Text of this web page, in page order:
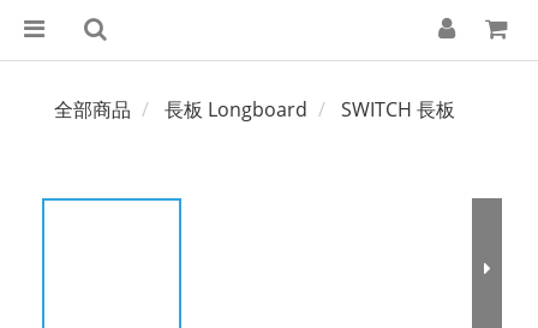
全部商品 長板 Longboard SWITCH 長板